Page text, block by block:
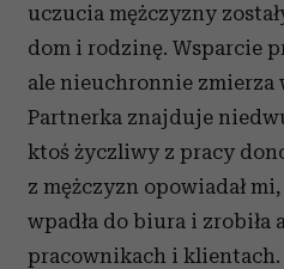
uczucia mężczyzny
dom i rodzinę. Wsparcie
ale nieuchronnie zmierza
Partnerka znajduje
ktoś życzliwy z pracy
z mężczyzn opowiadał
wpadła do biura i zrobiła
pracownikach i klientach.